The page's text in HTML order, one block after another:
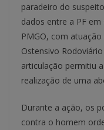
paradeiro do
dados entre a PF em
PMGO, com
Ostensivo
articulação permitiu
realização de uma
Durante a ação, os
contra o homem